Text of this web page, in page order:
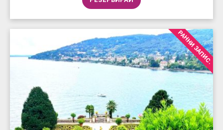
РАННИ ЗАПИС.